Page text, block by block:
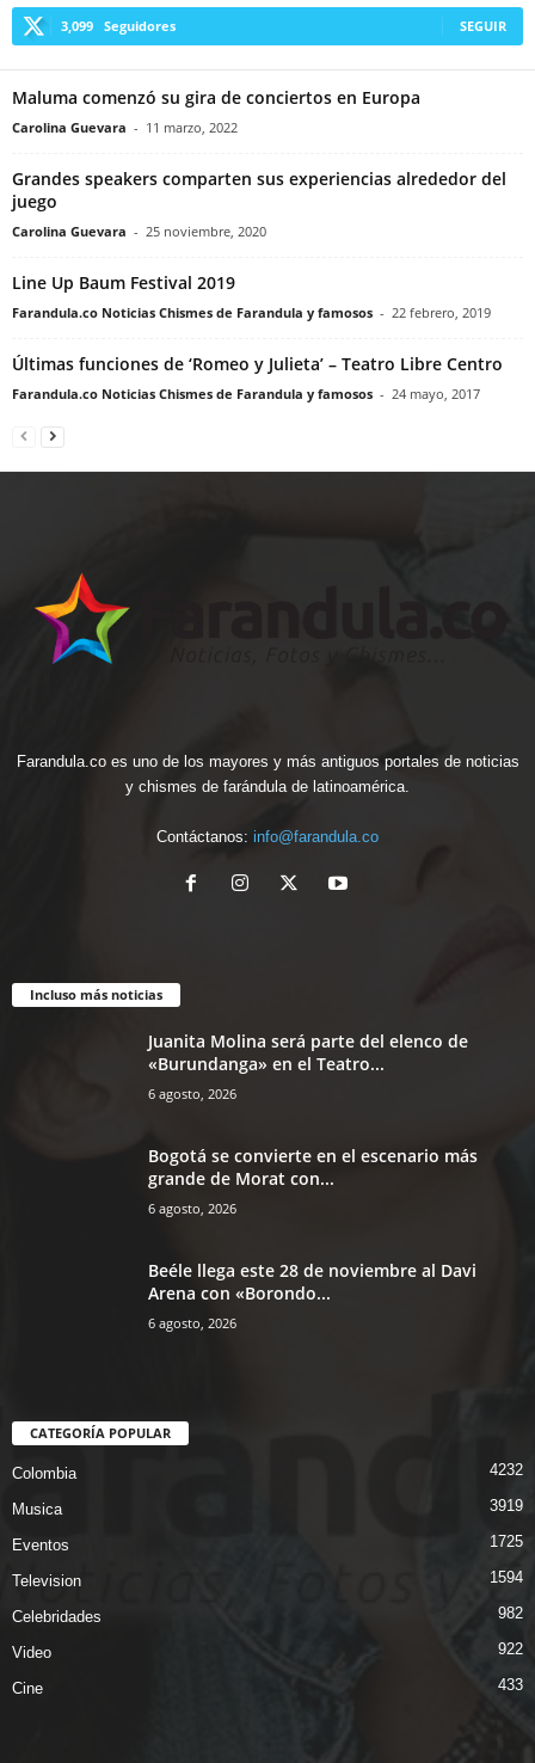
3,099 Seguidores SEGUIR
Maluma comenzó su gira de conciertos en Europa
Carolina Guevara - 11 marzo, 2022
Grandes speakers comparten sus experiencias alrededor del
juego
Carolina Guevara - 25 noviembre, 2020
Line Up Baum Festival 2019
Farandula.co Noticias Chismes de Farandula y famosos - 22 febrero, 2019
Últimas funciones de ‘Romeo y Julieta’ – Teatro Libre Centro
Farandula.co Noticias Chismes de Farandula y famosos - 24 mayo, 2017
Farandula.co es uno de los mayores y más antiguos portales de noticias
y chismes de farándula de latinoamérica.
Contáctanos: info@farandula.co
Incluso más noticias
Juanita Molina será parte del elenco de
«Burundanga» en el Teatro...
6 agosto, 2026
Bogotá se convierte en el escenario más
grande de Morat con...
6 agosto, 2026
Beéle llega este 28 de noviembre al Davi
Arena con «Borondo...
6 agosto, 2026
CATEGORÍA POPULAR
Colombia 4232
Musica 3919
Eventos 1725
Television 1594
Celebridades 982
Video 922
Cine 433